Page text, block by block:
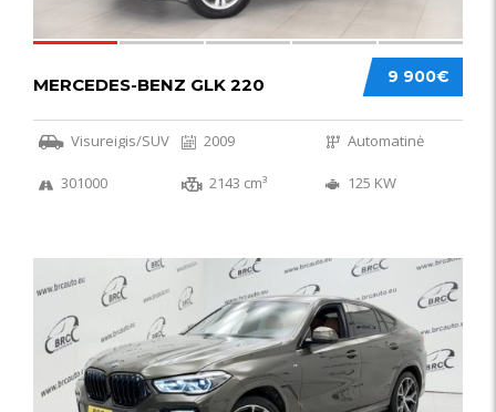
9 900€
MERCEDES-BENZ GLK 220
Visureigis/SUV 2009 Automatinė
301000 2143 cm³ 125 KW
58